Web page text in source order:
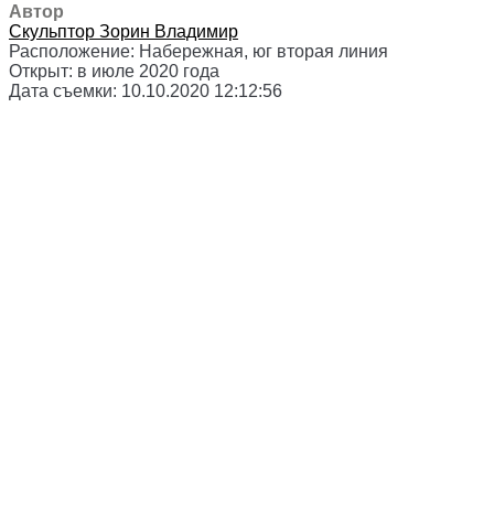
Автор
Скульптор Зорин Владимир
Расположение: Набережная, юг вторая линия
Открыт: в июле 2020 года
Дата съемки: 10.10.2020 12:12:56